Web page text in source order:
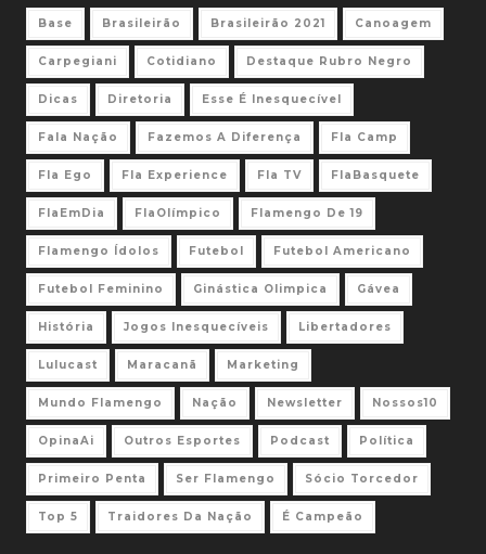
Base Brasileirão Brasileirão 2021 Canoagem
Carpegiani Cotidiano Destaque Rubro Negro
Dicas Diretoria Esse É Inesquecível
Fala Nação Fazemos A Diferença Fla Camp
Fla Ego Fla Experience Fla TV FlaBasquete
FlaEmDia FlaOlímpico Flamengo De 19
Flamengo Ídolos Futebol Futebol Americano
Futebol Feminino Ginástica Olimpica Gávea
História Jogos Inesquecíveis Libertadores
Lulucast Maracanã Marketing
Mundo Flamengo Nação Newsletter Nossos10
OpinaAi Outros Esportes Podcast Política
Primeiro Penta Ser Flamengo Sócio Torcedor
Top 5 Traidores Da Nação É Campeão